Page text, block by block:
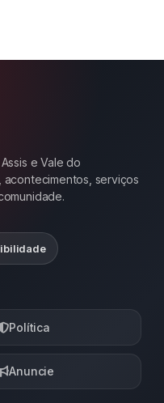
e Vale do
acontecimentos, serviços
Política
Anuncie